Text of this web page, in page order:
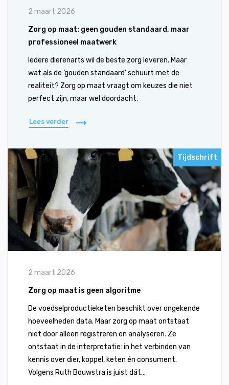
2 maart 2026
Zorg op maat: geen gouden standaard, maar
professioneel maatwerk
Iedere dierenarts wil de beste zorg leveren. Maar
wat als de ‘gouden standaard’ schuurt met de
realiteit? Zorg op maat vraagt om keuzes die niet
perfect zijn, maar wel doordacht.
Lees verder
Tijdschrift
2 maart 2026
Zorg op maat is geen algoritme
De voedselproductieketen beschikt over ongekende
hoeveelheden data. Maar zorg op maat ontstaat
niet door alleen registreren en analyseren. Ze
ontstaat in de interpretatie: in het verbinden van
kennis over dier, koppel, keten én consument.
Volgens Ruth Bouwstra is juist dát...